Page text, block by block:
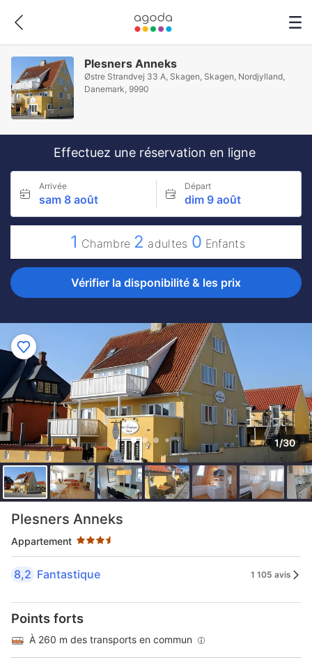
Plesners Anneks
Østre Strandvej 33 A, Skagen, Skagen, Nordjylland,
Danemark, 9990
Effectuez une réservation en ligne
Arrivée
sam 8 août
Départ
dim 9 août
1 Chambre 2 adultes 0 Enfants
Vérifier la disponibilité & les prix
1/30
Plesners Anneks
Appartement
3.5 étoiles au classement par étoile
8,2 Fantastique 1 105 avis
Points forts
À 260 m des transports en commun